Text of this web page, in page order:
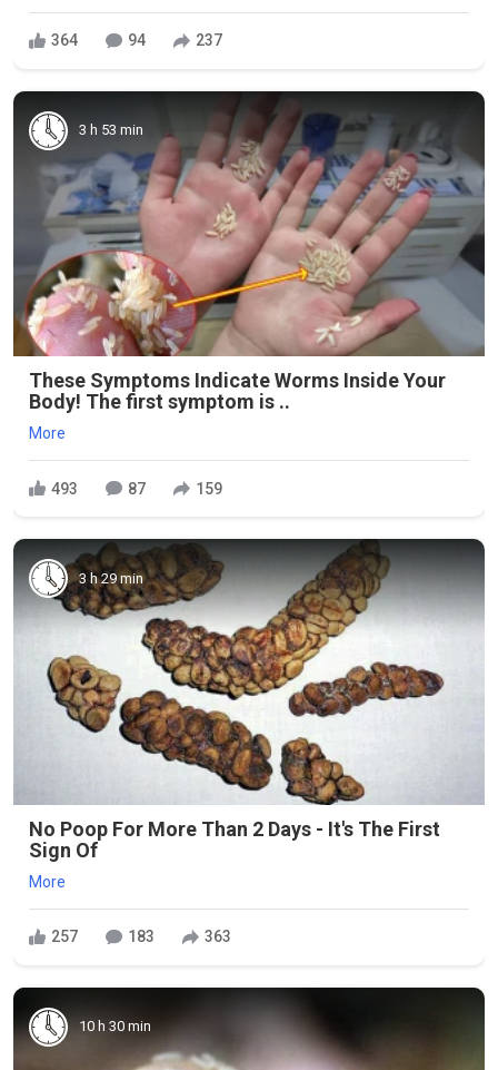
364 94 237
3 h 53 min
These Symptoms Indicate Worms Inside Your
Body! The first symptom is ..
More
493 87 159
3 h 29 min
No Poop For More Than 2 Days - It's The First
Sign Of
More
257 183 363
10 h 30 min